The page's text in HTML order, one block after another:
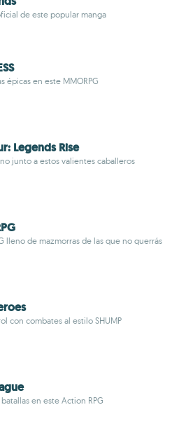
de este popular manga
épicas en este MMORPG
Legends Rise
junto a estos valientes caballeros
lleno de mazmorras de las que no querrás
con combates al estilo SHUMP
en este Action RPG